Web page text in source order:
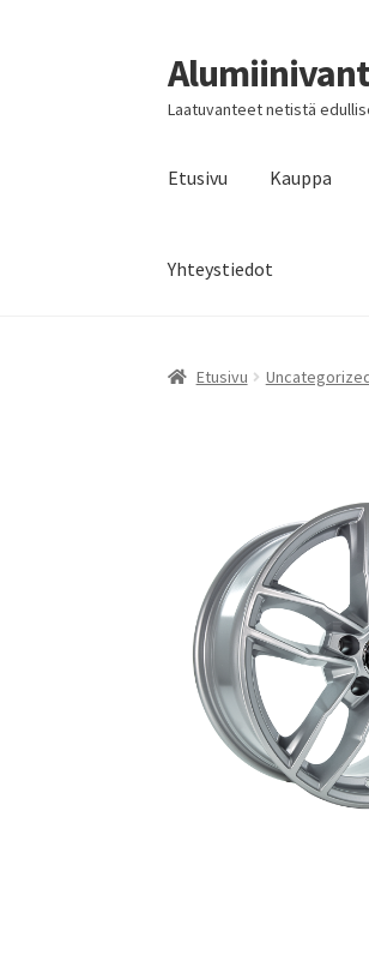
Siirry
navigointiin
Siirry
sisältöön
Laatuvanteet netistä
Etusivu Kauppa
Yhteystiedot
Etusivu